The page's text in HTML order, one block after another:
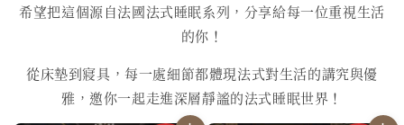
希望把這個源自法國法式睡眠系列，分享給每一位重視生活
的你！
從床墊到寢具，每一處細節都體現法式對生活的講究與優
雅，邀你一起走進深層靜謐的法式睡眠世界！